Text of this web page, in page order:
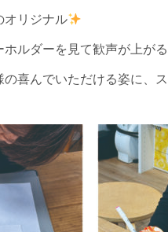
オリジナル
ホルダーを見て歓声が上が
の喜んでいただける姿に、